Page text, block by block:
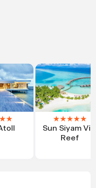
★★
★★★★★
Sun Siyam Vilu
Reef